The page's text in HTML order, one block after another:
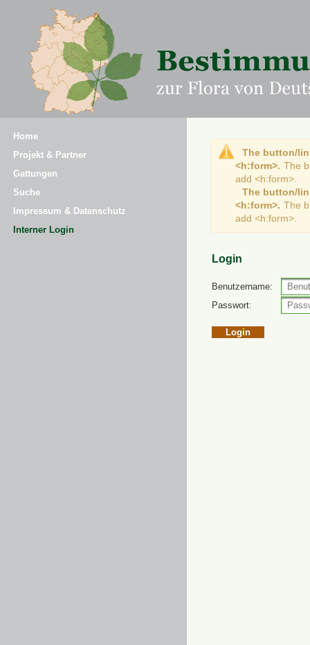
Home
Projekt & Partner
Gattungen
Suche
Impressum & Datenschutz
Interner Login
The button/
<h:form>. The
add <h:form>.
The button/
<h:form>. The
add <h:form>.
Login
Benutzername:
Passwort: